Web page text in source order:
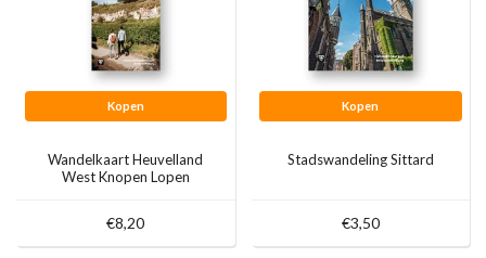
Kopen
Wandelkaart Heuvelland
West Knopen Lopen
€8,20
Kopen
Stadswandeling Sittard
€3,50